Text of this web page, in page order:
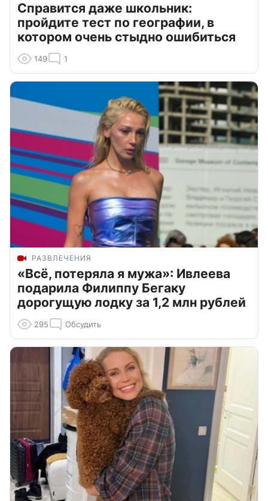
Справится даже школьник:
пройдите тест по географии, в
котором очень стыдно ошибиться
149 1
РАЗВЛЕЧЕНИЯ
«Всё, потеряла я мужа»: Ивлеева
подарила Филиппу Бегаку
дорогущую лодку за 1,2 млн рублей
295 Обсудить